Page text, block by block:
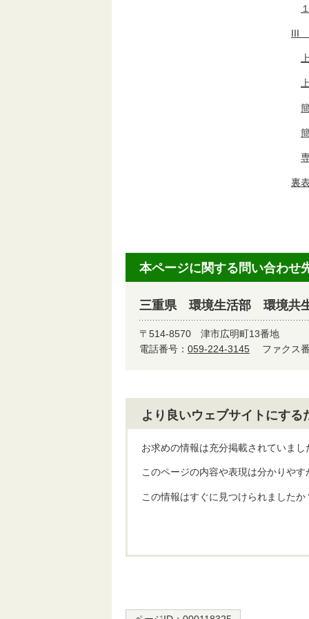
III
裏
本ページに関する問い合わせ
三重県 環境生活部 環境共
〒514-8570 津市広明町13番地
電話番号： 059-224-3145 ファクス
より良いウェブサイトにす
お求めの情報は充分掲載されていまし
このページの内容や表現は分かりやす
この情報はすぐに見つけられましたか